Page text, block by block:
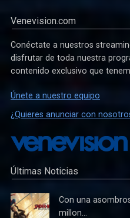
Venevision.com
Conéctate a nuestros
disfrutar de toda nuestra
contenido exclusivo que
Únete a nuestro equipo
¿Quieres anunciar con
Últimas Noticias
Con una
millon...